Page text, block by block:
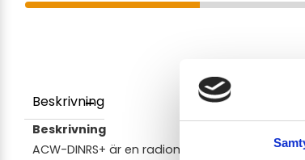
Beskrivning
Beskrivning
ACW-DINRS+ är en radiomodul som